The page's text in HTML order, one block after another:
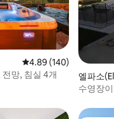
평점 4.89점(5점 만점),
4.89 (140)
망, 침실 4개
엘파소
수영장